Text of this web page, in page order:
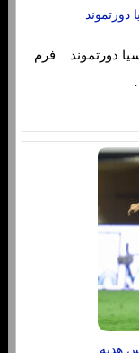
دورتموند فرم
هدیه